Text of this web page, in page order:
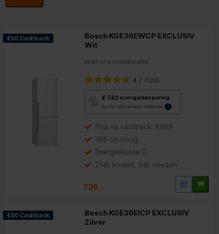
€50 Cashback
Bosch KGE36EWCP EXCLUSIV
Wit
Koel-vriescombinatie
4.7 (120)
€ 743 energiebesparing
Aantal efficiëntere modellen 1
Youreko’s
voor
energiebesparing.
Prijs na cashback: €689
186 cm hoog
Energieklasse C
214L koelen, 94L vriezen
739,-
€50 Cashback
Bosch KGE36EICP EXCLUSIV
Zilver